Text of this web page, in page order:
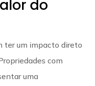
do
ter um impacto direto
com
uma